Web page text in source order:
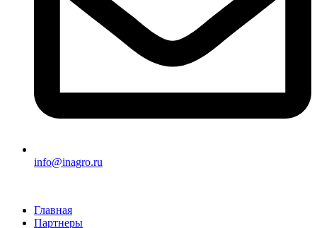
info@inagro.ru
Главная
Партнеры